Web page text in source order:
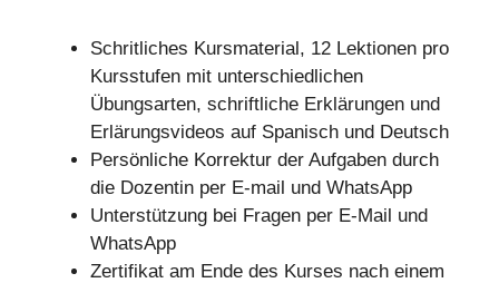
Schritliches Kursmaterial, 12 Lektionen pro
Kursstufen mit unterschiedlichen
Übungsarten, schriftliche Erklärungen und
Erlärungsvideos auf Spanisch und Deutsch
Persönliche Korrektur der Aufgaben durch
die Dozentin per E-mail und WhatsApp
Unterstützung bei Fragen per E-Mail und
WhatsApp
Zertifikat am Ende des Kurses nach einem